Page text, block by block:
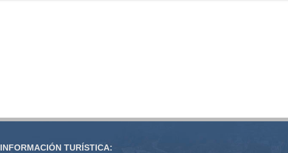
INFORMACIÓN TURÍSTICA: